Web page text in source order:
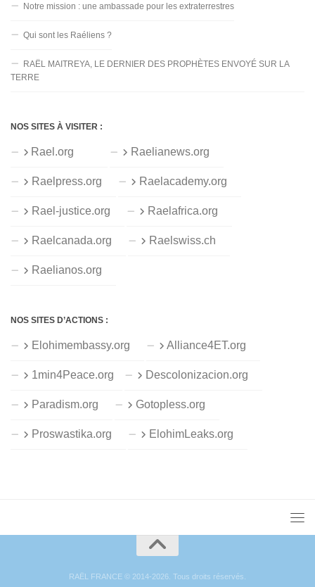
Notre mission : une ambassade pour les extraterrestres
Qui sont les Raéliens ?
RAËL MAITREYA, LE DERNIER DES PROPHÈTES ENVOYÉ SUR LA
TERRE
NOS SITES À VISITER :
Rael.org Raelianews.org
Raelpress.org Raelacademy.org
Rael-justice.org Raelafrica.org
Raelcanada.org Raelswiss.ch
Raelianos.org
NOS SITES D’ACTIONS :
Elohimembassy.org Alliance4ET.org
1min4Peace.org Descolonizacion.org
Paradism.org Gotopless.org
Proswastika.org ElohimLeaks.org
RAËL FRANCE © 2014-2026. Tous droits réservés.